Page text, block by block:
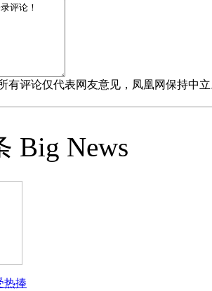
有评论仅代表网友意见，凤凰网保持中
Big News
热捧